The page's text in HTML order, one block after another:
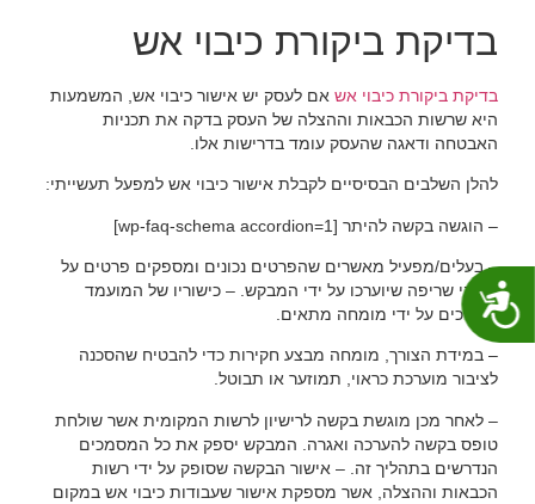
נגישות
בדיקת ביקורת כיבוי אש
בדיקת ביקורת כיבוי אש אם לעסק יש אישור כיבוי אש, המשמעות
היא שרשות הכבאות וההצלה של העסק בדקה את תכניות
האבטחה ודאגה שהעסק עומד בדרישות אלו.
להלן השלבים הבסיסיים לקבלת אישור כיבוי אש למפעל תעשייתי:
– הוגשה בקשה להיתר [wp-faq-schema accordion=1]
– בעלים/מפעיל מאשרים שהפרטים נכונים ומספקים פרטים על
סיכוני שריפה שיוערכו על ידי המבקש. – כישוריו של המועמד
מוערכים על ידי מומחה מתאים.
– במידת הצורך, מומחה מבצע חקירות כדי להבטיח שהסכנה
לציבור מוערכת כראוי, תמוזער או תבוטל.
– לאחר מכן מוגשת בקשה לרישיון לרשות המקומית אשר שולחת
טופס בקשה להערכה ואגרה. המבקש יספק את כל המסמכים
הנדרשים בתהליך זה. – אישור הבקשה שסופק על ידי רשות
הכבאות וההצלה, אשר מספקת אישור שעבודות כיבוי אש במקום